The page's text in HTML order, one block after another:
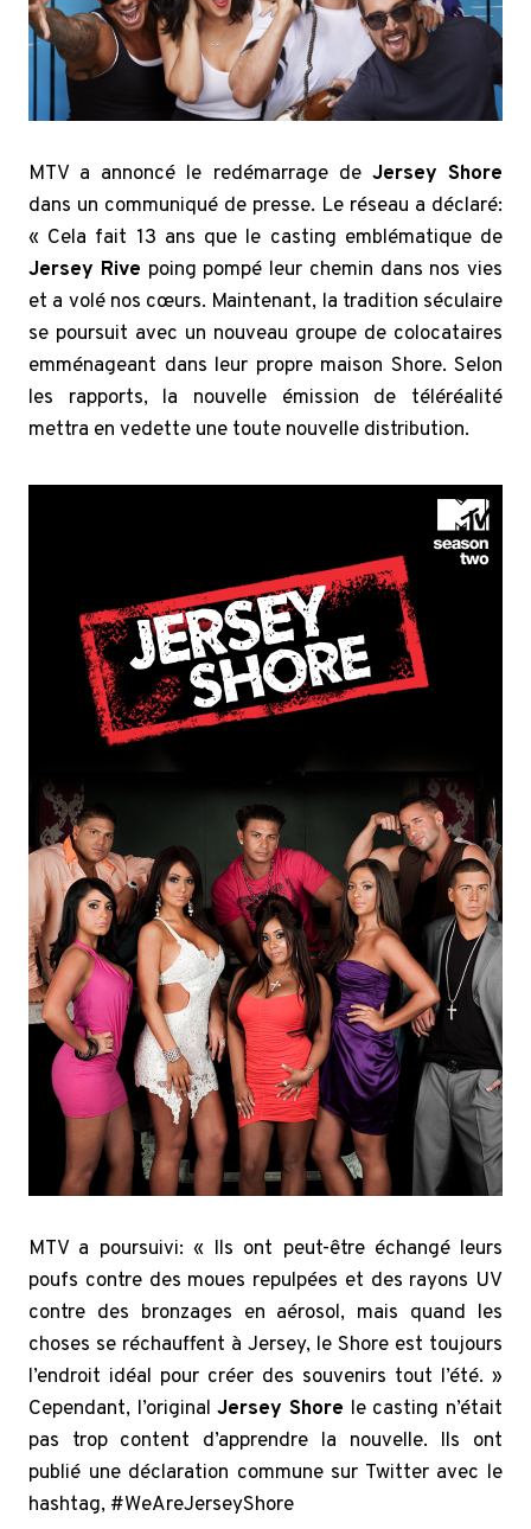
MTV a annoncé le redémarrage de Jersey Shore
dans un communiqué de presse. Le réseau a déclaré:
« Cela fait 13 ans que le casting emblématique de
Jersey Rive poing pompé leur chemin dans nos vies
et a volé nos cœurs. Maintenant, la tradition séculaire
se poursuit avec un nouveau groupe de colocataires
emménageant dans leur propre maison Shore. Selon
les rapports, la nouvelle émission de téléréalité
mettra en vedette une toute nouvelle distribution.
MTV a poursuivi: « Ils ont peut-être échangé leurs
poufs contre des moues repulpées et des rayons UV
contre des bronzages en aérosol, mais quand les
choses se réchauffent à Jersey, le Shore est toujours
l’endroit idéal pour créer des souvenirs tout l’été. »
Cependant, l’originalJersey Shore le casting n’était
pas trop content d’apprendre la nouvelle. Ils ont
publié une déclaration commune sur Twitter avec le
hashtag, #WeAreJerseyShore